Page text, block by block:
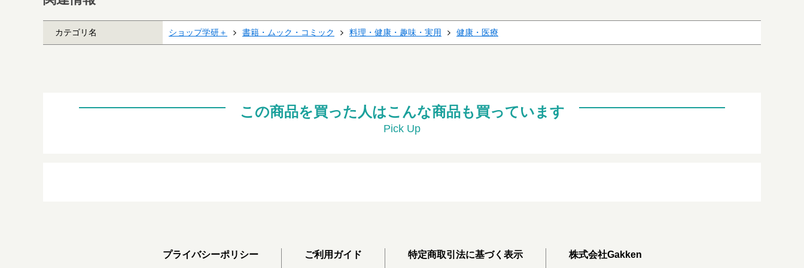
カテゴリ名 ショップ学研＋ 書籍・ムック・コミック 料理・健康・趣味・実用 健康・医療
この商品を買った人はこんな商品も買っています
Pick Up
プライバシーポリシー ご利用ガイド 特定商取引法に基づく表示 株式会社Gakken